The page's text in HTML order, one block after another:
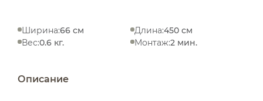
Ширина:66 см Длина:450 см
Вес:0.6 кг. Монтаж:2 мин.
Описание